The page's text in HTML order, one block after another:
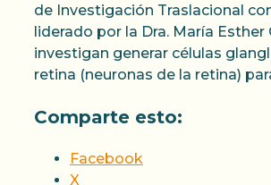
de Investigación Traslacional
liderado por la Dra. María Esther
investigan generar células
retina (neuronas de la retina)
Comparte esto:
Facebook
X